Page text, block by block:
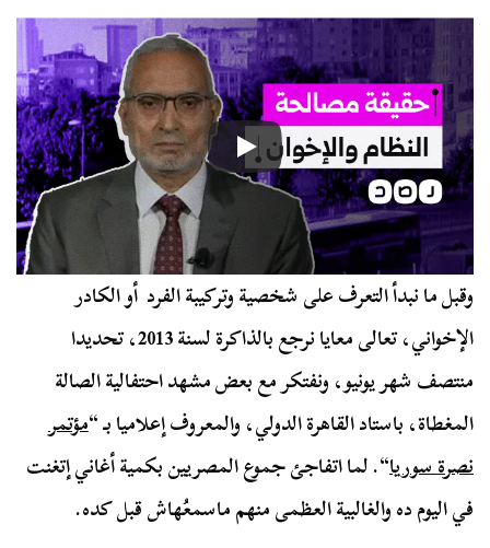
وقبل ما نبدأ التعرف على شخصية وتركيبة الفرد أو الكادر
الإخواني، تعالى معايا نرجع بالذاكرة لسنة 2013، تحديدا
منتصف شهر يونيو، ونفتكر مع بعض مشهد احتفالية الصالة
المغطاة، باستاد القاهرة الدولي، والمعروف إعلاميا بـ “مؤتمر
نصرة سوريا“. لما اتفاجئ جموع المصريين بكمية أغاني إتغنت
في اليوم ده والغالبية العظمى منهم ماسمعُهاش قبل كده.